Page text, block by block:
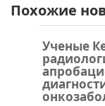
Похожие
Ученые